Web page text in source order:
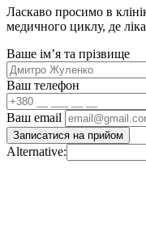
Ласкаво просимо в
медичного циклу, де
Ваше імʼя та прізвище
Ваш телефон
Ваш email
Alternative: